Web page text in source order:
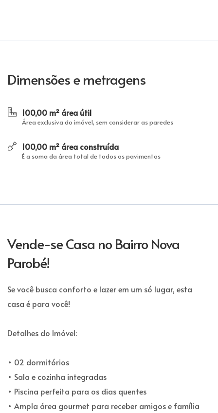
Dimensões e metragens
100,00 m² área útil
Área exclusiva do imóvel, sem considerar as paredes
100,00 m² área construída
É a soma da área total de todos os pavimentos
Vende-se Casa no Bairro Nova
Parobé!
Se você busca conforto e lazer em um só lugar, esta
casa é para você!
Detalhes do Imóvel:
• 02 dormitórios
• Sala e cozinha integradas
• Piscina perfeita para os dias quentes
• Ampla área gourmet para receber amigos e família